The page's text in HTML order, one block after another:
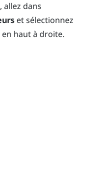
allez dans
et sélectionnez
en haut à droite.